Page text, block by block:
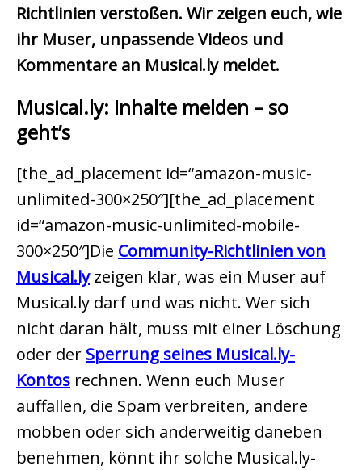
Richtlinien verstoßen. Wir zeigen euch, wie
ihr Muser, unpassende Videos und
Kommentare an Musical.ly meldet.
Musical.ly: Inhalte melden – so
geht’s
[the_ad_placement id=“amazon-music-
unlimited-300×250″][the_ad_placement
id=“amazon-music-unlimited-mobile-
300×250″]Die Community-Richtlinien von
Musical.lyzeigen klar, was ein Muser auf
Musical.ly darf und was nicht. Wer sich
nicht daran hält, muss mit einer Löschung
oder der Sperrung seines Musical.ly-
Kontos rechnen. Wenn euch Muser
auffallen, die Spam verbreiten, andere
mobben oder sich anderweitig daneben
benehmen, könnt ihr solche Musical.ly-